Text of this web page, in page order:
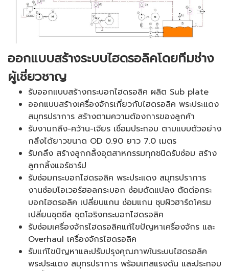
ออกแบบสร้างระบบไฮดรอลิคโดยทีมช่าง
ผู้เชี่ยวชาญ
รับออกแบบสร้างกระบอกไฮดรอลิค ผลิต Sub plate
ออกแบบสร้างเครื่องจักรเกี่ยวกับไฮดรอลิค พระประแดง
สมุทรปราการ สร้างตามความต้องการของลูกค้า
รับงานกลึง-คว้าน-เจียร เชื่อมประกอบ ตามแบบตัวอย่าง
กลึงได้ยาวขนาด OD 0.90 ยาว 7.0 เมตร
รับกลึง สร้างลูกกลิ้งอุตสาหกรรมทุกชนิดรับซ่อม สร้าง
ลูกกลิ้งแอร์ชาร์ป
รับซ่อมกระบอกไฮดรอลิค พระประแดง สมุทรปราการ
งานซ่อมโอเวอร์ฮอลกระบอก ซ่อมดัดแปลง ตัดต่อกระ
บอกไฮดรอลิค เปลี่ยนแกน ซ่อมแกน ชุบผิวฮาร์ดโครม
เปลี่ยนชุดซีล ชุดโอริงกระบอกไฮดรอลิค
รับซ่อมเครื่องจักรไฮดรอลิคแก้ไขปัญหาเครื่องจักร และ
Overhaul เครื่องจักรไฮดรอลิค
รับแก้ไขปัญหาและปรับปรุงคุณภาพในระบบไฮดรอลิค
พระประแดง สมุทรปราการ พร้อมเทสแรงดัน และประกอบ